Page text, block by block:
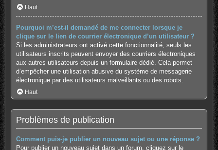
Haut
Pourquoi m’est-il demandé de me connecter lorsque je
clique sur le lien de courrier électronique d’un utilisateur ?
Si les administrateurs ont activé cette fonctionnalité, seuls les
utilisateurs inscrits peuvent envoyer des courriers électroniques
aux autres utilisateurs depuis un formulaire dédié. Cela permet
d’empêcher une utilisation abusive du système de messagerie
électronique par des utilisateurs malveillants ou des robots.
Haut
Problèmes de publication
Comment puis-je publier un nouveau sujet ou une réponse ?
Pour publier un nouveau sujet dans un forum, cliquez sur le